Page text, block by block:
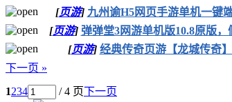
[页游] 九州谕H5网页手游单机一键
[页游] 弹弹堂3网游单机版10.8原版
[页游] 经典传奇页游【龙城传奇
下一页 »
1234 / 4 页下一页